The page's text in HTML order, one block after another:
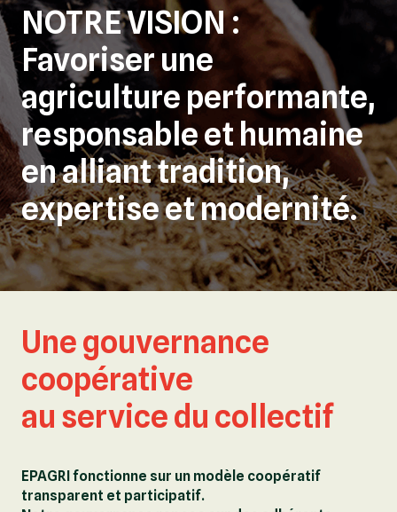
NOTRE VISION :
Favoriser une
agriculture performante,
responsable et humaine
en alliant tradition,
expertise et modernité.
Une gouvernance
coopérative
au service du collectif
EPAGRI fonctionne sur un modèle coopératif
transparent et participatif.